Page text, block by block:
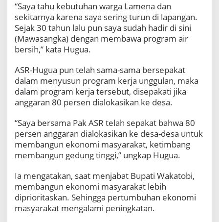
“Saya tahu kebutuhan warga Lamena dan
sekitarnya karena saya sering turun di lapangan.
Sejak 30 tahun lalu pun saya sudah hadir di sini
(Mawasangka) dengan membawa program air
bersih,” kata Hugua.
ASR-Hugua pun telah sama-sama bersepakat
dalam menyusun program kerja unggulan, maka
dalam program kerja tersebut, disepakati jika
anggaran 80 persen dialokasikan ke desa.
“Saya bersama Pak ASR telah sepakat bahwa 80
persen anggaran dialokasikan ke desa-desa untuk
membangun ekonomi masyarakat, ketimbang
membangun gedung tinggi,” ungkap Hugua.
Ia mengatakan, saat menjabat Bupati Wakatobi,
membangun ekonomi masyarakat lebih
diprioritaskan. Sehingga pertumbuhan ekonomi
masyarakat mengalami peningkatan.